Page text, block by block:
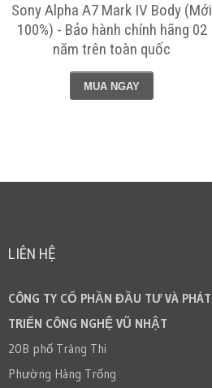
Sony Alpha A7 Mark IV Body (Mới
100%) - Bảo hành chính hãng 02
năm trên toàn quốc
MUA NGAY
LIÊN HỆ
CÔNG TY CỔ PHẦN ĐẦU TƯ VÀ PHÁT
TRIỂN CÔNG NGHỆ VŨ NHẬT
20B phố Tràng Thi
Phường Hàng Trống